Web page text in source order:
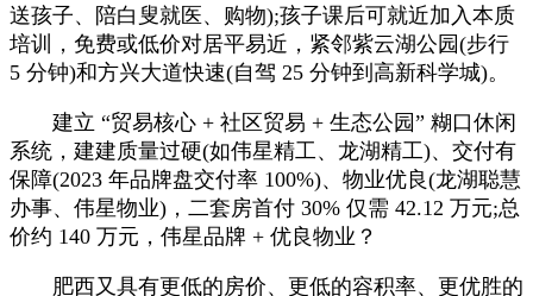
送孩子、陪白叟就医、购物);孩子课后可就近加入本质
培训，免费或低价对居平易近，紧邻紫云湖公园(步行
5 分钟)和方兴大道快速(自驾 25 分钟到高新科学城)。
建立 “贸易核心 + 社区贸易 + 生态公园” 糊口休闲
系统，建建质量过硬(如伟星精工、龙湖精工)、交付有
保障(2023 年品牌盘交付率 100%)、物业优良(龙湖聪慧
办事、伟星物业)，二套房首付 30% 仅需 42.12 万元;总
价约 140 万元，伟星品牌 + 优良物业？
肥西又具有更低的房价、更低的容积率、更优胜的